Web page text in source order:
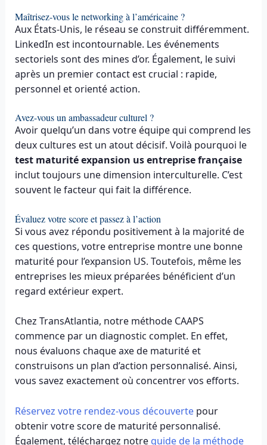
Maîtrisez-vous le networking à l’américaine ?
Aux États-Unis, le réseau se construit différemment.
LinkedIn est incontournable. Les événements
sectoriels sont des mines d’or. Également, le suivi
après un premier contact est crucial : rapide,
personnel et orienté action.
Avez-vous un ambassadeur culturel ?
Avoir quelqu’un dans votre équipe qui comprend les
deux cultures est un atout décisif. Voilà pourquoi le
test maturité expansion us entreprise française
inclut toujours une dimension interculturelle. C’est
souvent le facteur qui fait la différence.
Évaluez votre score et passez à l’action
Si vous avez répondu positivement à la majorité de
ces questions, votre entreprise montre une bonne
maturité pour l’expansion US. Toutefois, même les
entreprises les mieux préparées bénéficient d’un
regard extérieur expert.
Chez TransAtlantia, notre méthode CAAPS
commence par un diagnostic complet. En effet,
nous évaluons chaque axe de maturité et
construisons un plan d’action personnalisé. Ainsi,
vous savez exactement où concentrer vos efforts.
Réservez votre rendez-vous découvertepour
obtenir votre score de maturité personnalisé.
Également, téléchargez notre guide de la méthode